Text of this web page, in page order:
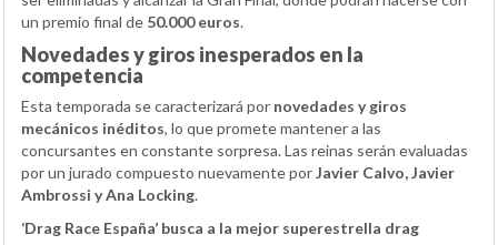
un premio final de 50.000 euros.
Novedades y giros inesperados en la
competencia
Esta temporada se caracterizará por novedades y giros
mecánicos inéditos, lo que promete mantener a las
concursantes en constante sorpresa. Las reinas serán evaluadas
por un jurado compuesto nuevamente porJavier Calvo, Javier
Ambrossi y Ana Locking.
‘Drag Race España’ busca a la mejor superestrella drag